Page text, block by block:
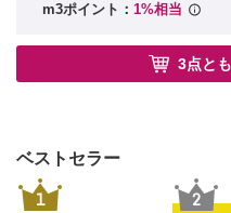
m3ポイント： 1%相当
3点と
ベストセラー
1 2